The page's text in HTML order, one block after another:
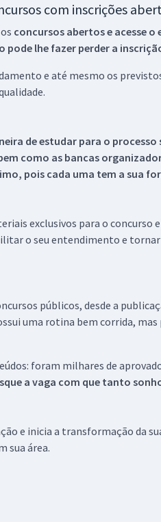
com inscrições
concursos abertos e acesse
lhe fazer perder a
e até mesmo os
de estudar para o
como as bancas
pois cada uma tem a sua
exclusivos para o
o seu entendimento e
públicos, desde a
uma rotina bem corrida,
foram milhares de
a vaga com que tanto
e inicia a transformação da
sua área.